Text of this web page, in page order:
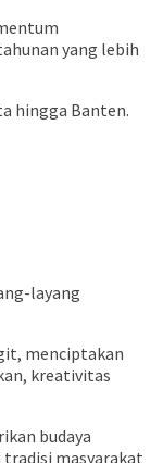
yang lebih
hingga Banten.
layang
menciptakan
kreativitas
budaya
masyarakat